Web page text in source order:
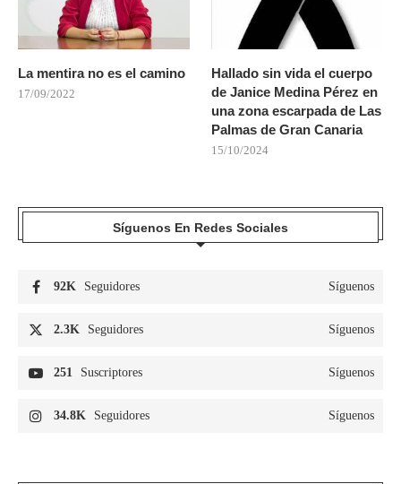
La mentira no es el camino
17/09/2022
Hallado sin vida el cuerpo
de Janice Medina Pérez en
una zona escarpada de Las
Palmas de Gran Canaria
15/10/2024
Síguenos En Redes Sociales
92K Seguidores Síguenos
2.3K Seguidores Síguenos
251 Suscriptores Síguenos
34.8K Seguidores Síguenos